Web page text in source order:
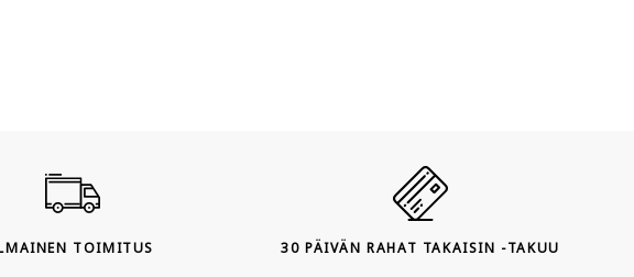
TOIMITUS 30 PÄIVÄN RAHAT TAKAISIN -TAKUU